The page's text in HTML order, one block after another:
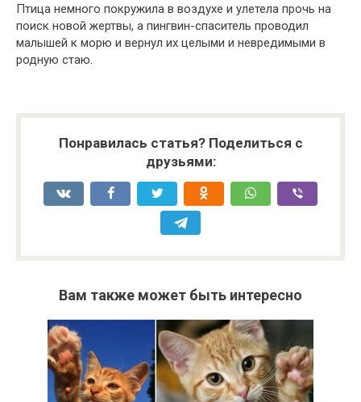
Птица немного покружила в воздухе и улетела прочь на
поиск новой жертвы, а пингвин-спаситель проводил
малышей к морю и вернул их целыми и невредимыми в
родную стаю.
Понравилась статья? Поделиться с
друзьями:
Вам также может быть интересно